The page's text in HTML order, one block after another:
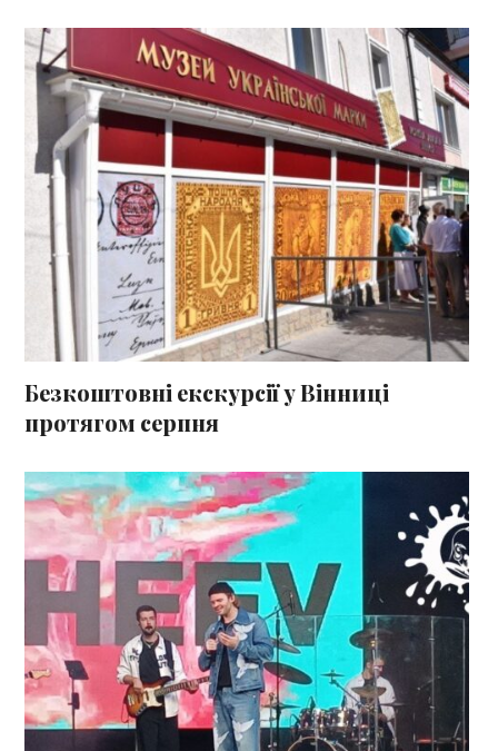
Безкоштовні екскурсії у Вінниці
протягом серпня